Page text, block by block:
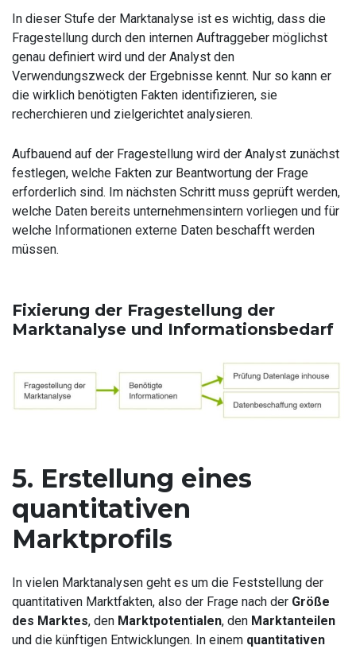
In dieser Stufe der Marktanalyse ist es wichtig, dass die
Fragestellung durch den internen Auftraggeber möglichst
genau definiert wird und der Analyst den
Verwendungszweck der Ergebnisse kennt. Nur so kann er
die wirklich benötigten Fakten identifizieren, sie
recherchieren und zielgerichtet analysieren.
Aufbauend auf der Fragestellung wird der Analyst zunächst
festlegen, welche Fakten zur Beantwortung der Frage
erforderlich sind. Im nächsten Schritt muss geprüft werden,
welche Daten bereits unternehmensintern vorliegen und für
welche Informationen externe Daten beschafft werden
müssen.
Fixierung der Fragestellung der
Marktanalyse und Informationsbedarf
5. Erstellung eines
quantitativen
Marktprofils
In vielen Marktanalysen geht es um die Feststellung der
quantitativen Marktfakten, also der Frage nach der Größe
des Marktes, den Marktpotentialen, den Marktanteilen
und die künftigen Entwicklungen. In einem quantitativen